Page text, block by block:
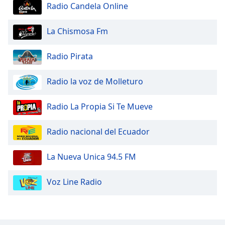
Opacity
Caption
Area
Background
Color
Opacity
Font
Size
Edge
Radio Candela Online
La Chismosa Fm
Radio Pirata
Radio la voz de Molleturo
Radio La Propia Si Te Mueve
Radio nacional del Ecuador
La Nueva Unica 94.5 FM
Voz Line Radio